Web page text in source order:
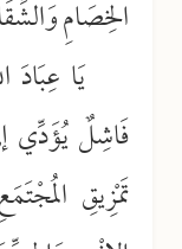
الخِصَامِ
يَا عِبَادَ
فَاشِلٌ يُؤَدِّي
تَمْزِيقِ